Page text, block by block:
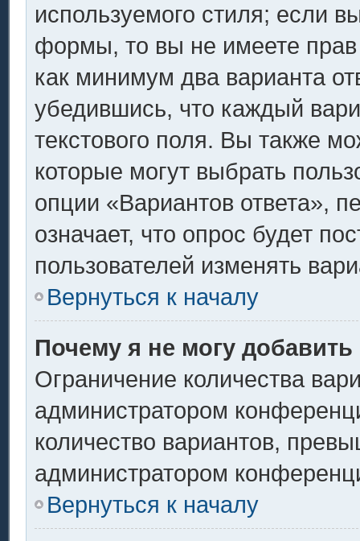
используемого стиля; если
формы, то вы не имеете прав
как минимум два варианта
убедившись, что каждый
текстового поля. Вы также
которые могут выбрать
опции «Вариантов ответа»,
означает, что опрос будет
пользователей изменять
Вернуться к началу
Почему я не могу
Ограничение количества
администратором
количество вариантов,
администратором
Вернуться к началу